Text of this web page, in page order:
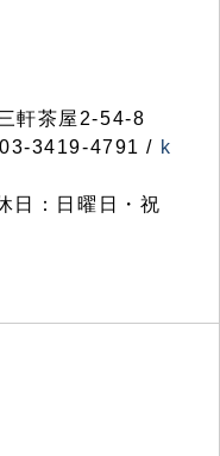
軒茶屋2-54-8
3419-4791 / k
日：日曜日・祝